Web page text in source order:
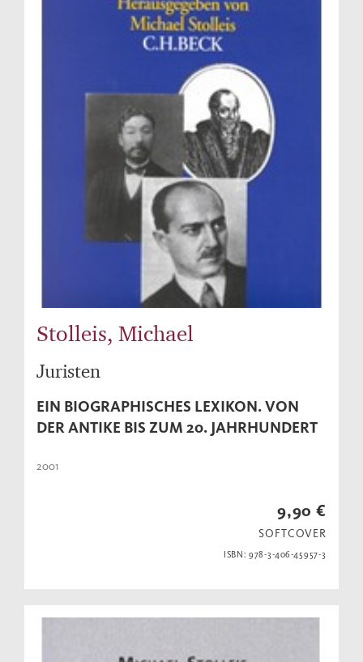
Stolleis, Michael
Juristen
EIN BIOGRAPHISCHES LEXIKON. VON
DER ANTIKE BIS ZUM 20. JAHRHUNDERT
2001
9,90 €
SOFTCOVER
ISBN: 978-3-406-45957-3